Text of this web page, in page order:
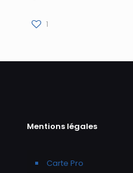
1
Mentions légales
Carte Pro